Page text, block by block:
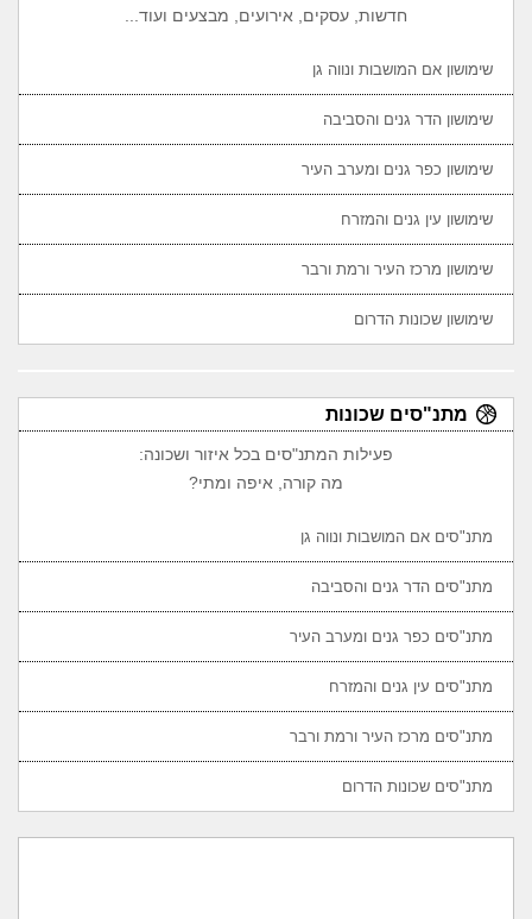
חדשות, עסקים, אירועים, מבצעים ועוד...
שימושון אם המושבות ונווה גן
שימושון הדר גנים והסביבה
שימושון כפר גנים ומערב העיר
שימושון עין גנים והמזרח
שימושון מרכז העיר ורמת ורבר
שימושון שכונות הדרום
מתנ"סים שכונות
פעילות המתנ"סים בכל איזור ושכונה:
מה קורה, איפה ומתי?
מתנ"סים אם המושבות ונווה גן
מתנ"סים הדר גנים והסביבה
מתנ"סים כפר גנים ומערב העיר
מתנ"סים עין גנים והמזרח
מתנ"סים מרכז העיר ורמת ורבר
מתנ"סים שכונות הדרום